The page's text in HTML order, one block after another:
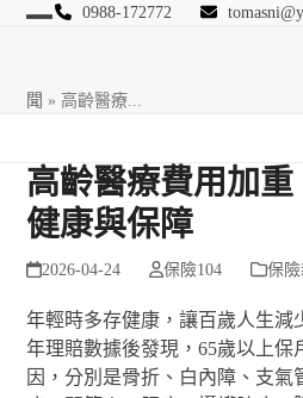
Skip
0988-172772
匯豐國際風險管理
聞 » 高齡醫療...
高齡醫療費用加
健康與保障
2026-04-24 保險104 保險
年輕時多存健康，讓百歲人生減
年理賠數據後發現，65歲以上保
因，分別是骨折、白內障、支氣